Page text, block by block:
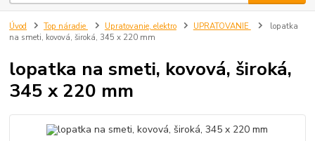
Úvod Top náradie Upratovanie, elektro UPRATOVANIE
lopatka
na smeti, kovová, široká, 345 x 220 mm
lopatka na smeti, kovová, široká,
345 x 220 mm